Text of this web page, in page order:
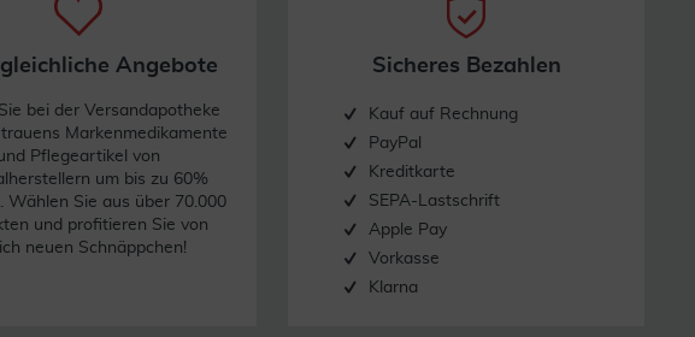
Angebote
bei der Versandapotheke
Markenmedikamente
Pflegeartikel von
um bis zu 60%
Wählen Sie aus über 70.000
und profitieren Sie von
neuen Schnäppchen!
Sicheres Bezahlen
Kauf auf Rechnung
PayPal
Kreditkarte
SEPA-Lastschrift
Apple Pay
Vorkasse
Klarna